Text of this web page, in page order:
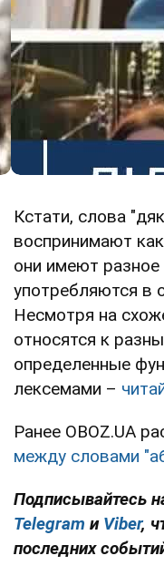
Кстати, слова
воспринимают
они имеют разное
употребляются в
Несмотря на
относятся к
определенные
лексемами –
Ранее OBOZ.UA
между словами
Подписывайтесь
Telegram и Viber,
последних